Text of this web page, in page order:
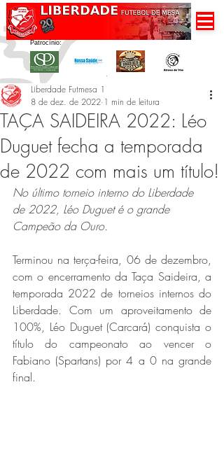
Patrocínio:
TAÇA SAIDEIRA 2022: Léo
Duguet fecha a temporada
de 2022 com mais um título!
Liberdade Futmesa 1
8 de dez. de 2022 1 min de leitura
No último torneio interno do Liberdade
de 2022, Léo Duguet é o grande
Campeão da Ouro.
Terminou na terça-feira, 06 de dezembro,
com o encerramento da Taça Saideira, a
temporada 2022 de torneios internos do
Liberdade. Com um aproveitamento de
100%, Léo Duguet (Carcará) conquista o
título do campeonato ao vencer o
Fabiano (Spartans) por 4 a 0 na grande
final.